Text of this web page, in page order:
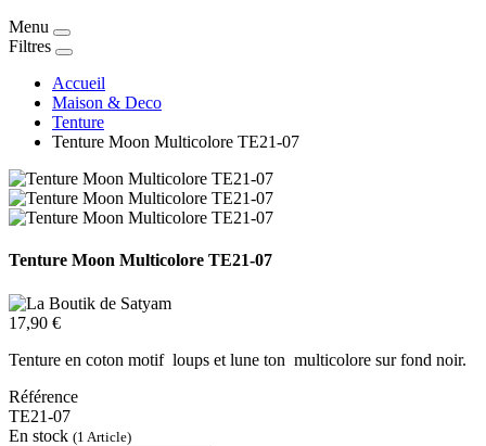
Menu
Filtres
Accueil
Maison & Deco
Tenture
Tenture Moon Multicolore TE21-07
Tenture Moon Multicolore TE21-07
17,90 €
Tenture en coton motif loups et lune ton multicolore sur fond noir.
Référence
TE21-07
En stock (1 Article)